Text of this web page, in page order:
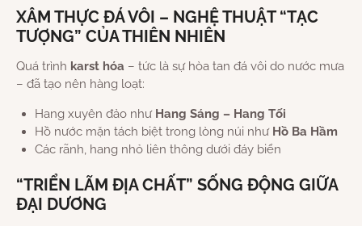
XÂM THỰC ĐÁ VÔI – NGHỆ THUẬT “TẠC
TƯỢNG” CỦA THIÊN NHIÊN
Quá trình karst hóa – tức là sự hòa tan đá vôi do nước mưa
– đã tạo nên hàng loạt:
Hang xuyên đảo như Hang Sáng – Hang Tối
Hồ nước mặn tách biệt trong lòng núi như Hồ Ba Hầm
Các rãnh, hang nhỏ liên thông dưới đáy biển
“TRIỂN LÃM ĐỊA CHẤT” SỐNG ĐỘNG GIỮA
ĐẠI DƯƠNG